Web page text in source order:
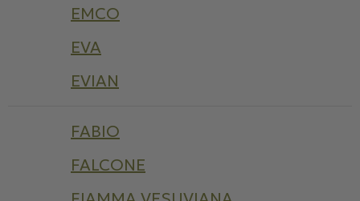
EMCO
EVA
EVIAN
FABIO
FALCONE